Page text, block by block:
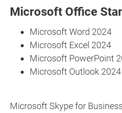
Microsoft Office
Microsoft Word 2024
Microsoft Excel 2024
Microsoft PowerPoint
Microsoft Outlook 2024
Microsoft Skype for